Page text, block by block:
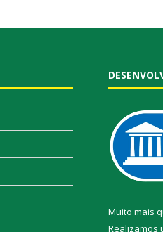
Muito mais
Realizamos